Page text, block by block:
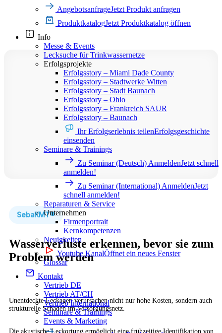
AngebotsanfrageJetzt Produkt anfragen
ProduktkatalogJetzt Produktkatalog öffnen
Info
Messe & Events
Lecksuche für Trinkwassernetze
Erfolgsprojekte
Erfolgsstory – Miami Dade County
Erfolgsstory – Stadtwerke Witten
Erfolgsstory – Stadt Baunach
Erfolgsstory – Ohio
Erfolgsstory – Frankreich SAUR
Erfolgsstory – Baunach
Ihr Erfolgserlebnis teilenErfolgsgeschichte
einsenden
Seminare & Trainings
Zu Seminar (Deutsch) AnmeldenJetzt schnell
anmelden!
Zu Seminar (International) AnmeldenJetzt
schnell anmelden!
Reparaturen & Service
Unternehmen
Firmenportrait
Kernkompetenzen
Neuigkeiten
Youtube KanalÖffnet ein neues Fenster
Glossar
Kontakt
Vertrieb DE
Vertrieb AT/CH
Vertrieb International
Seminare & Trainings
Events & Marketing
Produktkatalog 2026
SebaKMT®
Wasserverluste erkennen, bevor sie zum
Problem werden
Unentdeckte Leckagen verursachen nicht nur hohe Kosten, sondern auch
strukturelle Schäden im Versorgungsnetz.
Die akustische Leckortung ermöglicht eine frühzeitige Identifikation von